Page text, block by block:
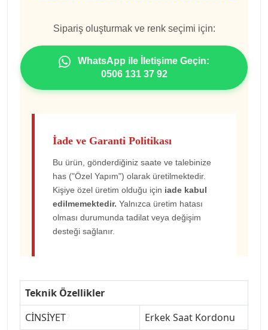
Sipariş oluşturmak ve renk seçimi için:
WhatsApp ile İletişime Geçin:
0506 131 37 92
İade ve Garanti Politikası
Bu ürün, gönderdiğiniz saate ve talebinize
has ("Özel Yapım") olarak üretilmektedir.
Kişiye özel üretim olduğu için iade kabul
edilmemektedir. Yalnızca üretim hatası
olması durumunda tadilat veya değişim
desteği sağlanır.
Teknik Özellikler
CİNSİYET
Erkek Saat Kordonu